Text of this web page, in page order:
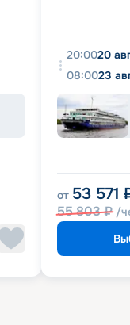
20:0020
08:0023
от 53 571
55 803₽ /